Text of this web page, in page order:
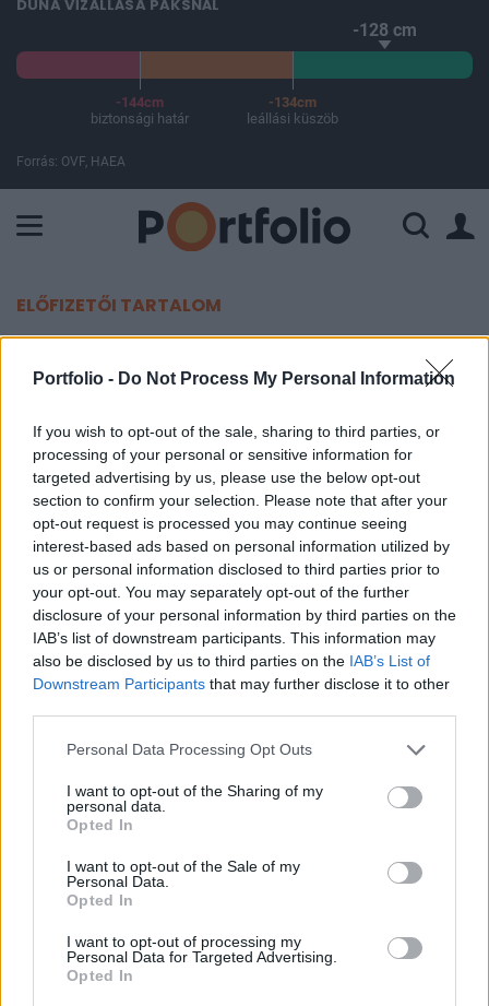
Portfolio - Do Not Process My Personal Information
If you wish to opt-out of the sale, sharing to third parties, or
processing of your personal or sensitive information for
targeted advertising by us, please use the below opt-out
section to confirm your selection. Please note that after your
opt-out request is processed you may continue seeing
interest-based ads based on personal information utilized by
us or personal information disclosed to third parties prior to
your opt-out. You may separately opt-out of the further
disclosure of your personal information by third parties on the
IAB’s list of downstream participants. This information may
also be disclosed by us to third parties on the IAB’s List of
Downstream Participants that may further disclose it to other
Personal Data Processing Opt Outs
I want to opt-out of the Sharing of my
personal data.
Opted In
I want to opt-out of the Sale of my
Personal Data.
Opted In
I want to opt-out of processing my
Personal Data for Targeted Advertising.
Opted In
DUNA VÍZÁLLÁSA PAKSNÁL
-128 cm
-144cm
biztonsági határ
-134cm
leállási küszöb
Forrás: OVF, HAEA
ELŐFIZETŐI TARTALOM
hozott 2025 az MNB-Ingatlan
épületeiben
Portfolio
2026. július 08. 11:29
Tovább zuhant az az MNB-Ingatlan Kft. alapvető
vagyontárgyainak, az ingatlanoknak az értéke a
cég friss, 2025-ös mérlege alapján: a társaság
saját tőkéje a 2024 végi 181 milliárd forintról 162
milliárdra csökkent – írta meg a HVG. A cég már a
György ex-jegybankelnök terhes örökségeként.
Mindezen felül a könyvvizsgáló korlátozó véleményt adott
ki a tavalyi mérlegről, mert azt állapította meg, hogy a több
mint hétmilliárd forintos értéken szereplő képzőművészeti
alkotások – amelyek a cég tavaly év végi
mérlegfőösszegének a 4,2 százalékát adják – valós és
megbízható értékéről” nem tudtak teljes bizonyossággal
meggyőződni, annak ellenére...